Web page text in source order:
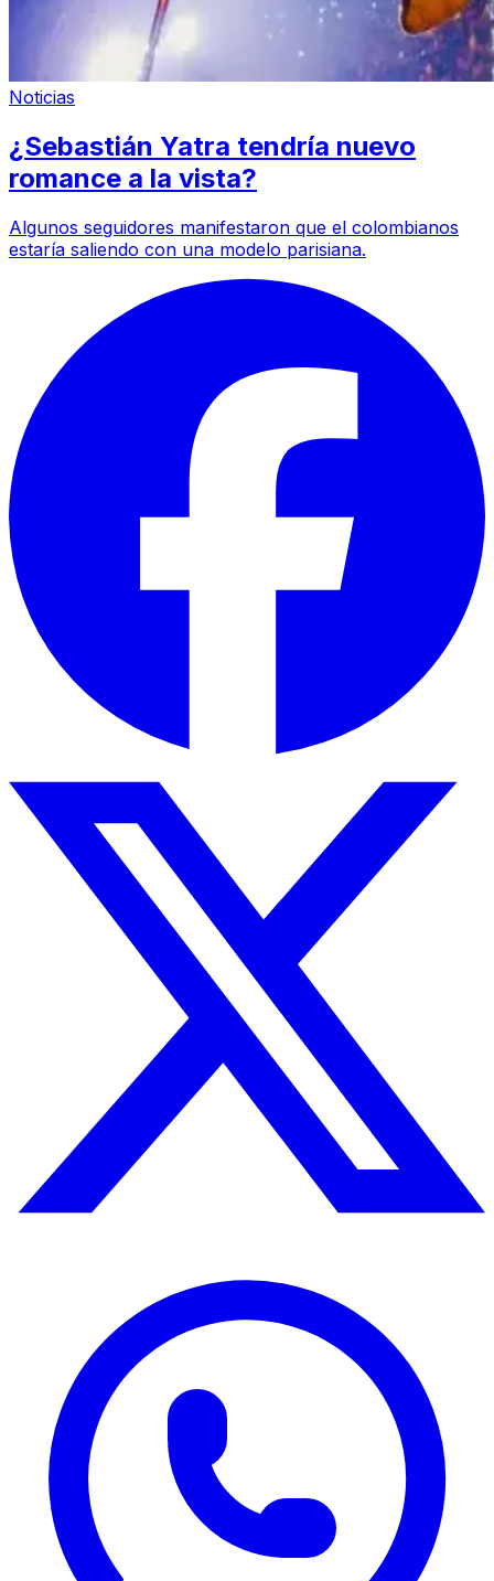
Noticias
¿Sebastián Yatra tendría nuevo
romance a la vista?
Algunos seguidores manifestaron que el colombianos
estaría saliendo con una modelo parisiana.